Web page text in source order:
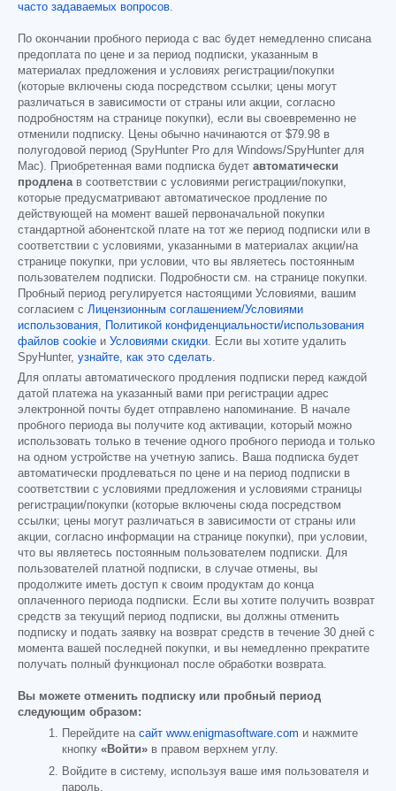
часто задаваемых вопросов.
По окончании пробного периода с вас будет немедленно списана
предоплата по цене и за период подписки, указанным в
материалах предложения и условиях регистрации/покупки
(которые включены сюда посредством ссылки; цены могут
различаться в зависимости от страны или акции, согласно
подробностям на странице покупки), если вы своевременно не
отменили подписку. Цены обычно начинаются от $79.98 в
полугодовой период (SpyHunter Pro для Windows/SpyHunter для
Mac). Приобретенная вами подписка будет автоматически
продленав соответствии с условиями регистрации/покупки,
которые предусматривают автоматическое продление по
действующей на момент вашей первоначальной покупки
стандартной абонентской плате на тот же период подписки или в
соответствии с условиями, указанными в материалах акции/на
странице покупки, при условии, что вы являетесь постоянным
пользователем подписки. Подробности см. на странице покупки.
Пробный период регулируется настоящими Условиями, вашим
согласием с Лицензионным соглашением/Условиями
использования,
Политикой конфиденциальности/использования
файлов cookie и Условиями скидки. Если вы хотите удалить
SpyHunter, узнайте, как это сделать.
Для оплаты автоматического продления подписки перед каждой
датой платежа на указанный вами при регистрации адрес
электронной почты будет отправлено напоминание. В начале
пробного периода вы получите код активации, который можно
использовать только в течение одного пробного периода и только
на одном устройстве на учетную запись. Ваша подписка будет
автоматически продлеваться по цене и на период подписки в
соответствии с условиями предложения и условиями страницы
регистрации/покупки (которые включены сюда посредством
ссылки; цены могут различаться в зависимости от страны или
акции, согласно информации на странице покупки), при условии,
что вы являетесь постоянным пользователем подписки. Для
пользователей платной подписки, в случае отмены, вы
продолжите иметь доступ к своим продуктам до конца
оплаченного периода подписки. Если вы хотите получить возврат
средств за текущий период подписки, вы должны отменить
подписку и подать заявку на возврат средств в течение 30 дней с
момента вашей последней покупки, и вы немедленно прекратите
получать полный функционал после обработки возврата.
Вы можете отменить подписку или пробный период
следующим образом:
Перейдите на сайт www.enigmasoftware.com и нажмите
кнопку «Войти» в правом верхнем углу.
Войдите в систему, используя ваше имя пользователя и
пароль.